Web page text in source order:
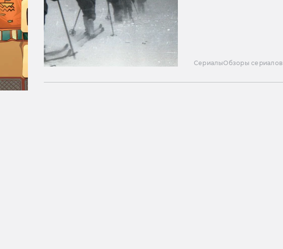
СериалыОбзоры сериалов